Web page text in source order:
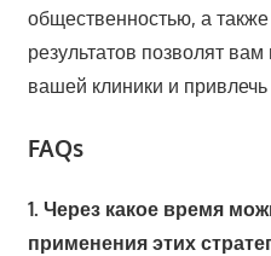
общественностью, а
результатов позволят
вашей клиники и
FAQs
1. Через какое время
применения этих